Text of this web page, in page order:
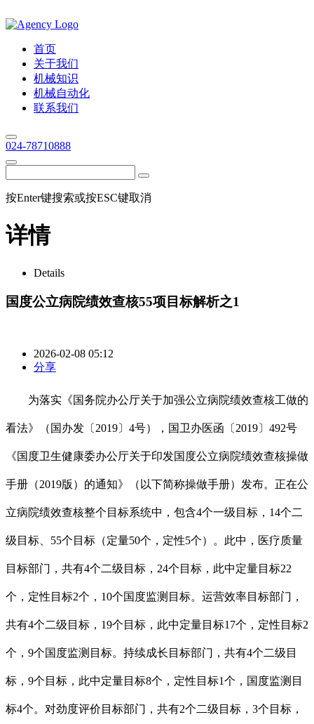
首页
关于我们
机械知识
机械自动化
联系我们
024-78710888
按Enter键搜索或按ESC键取消
详情
Details
国度公立病院绩效查核55项目标解析之1
2026-02-08 05:12
分享
为落实《国务院办公厅关于加强公立病院绩效查核工做的
看法》（国办发〔2019〕4号），国卫办医函〔2019〕492号
《国度卫生健康委办公厅关于印发国度公立病院绩效查核操做
手册（2019版）的通知》（以下简称操做手册）发布。正在公
立病院绩效查核整个目标系统中，包含4个一级目标，14个二
级目标、55个目标（定量50个，定性5个）。此中，医疗质量
目标部门，共有4个二级目标，24个目标，此中定量目标22
个，定性目标2个，10个国度监测目标。运营效率目标部门，
共有4个二级目标，19个目标，此中定量目标17个，定性目标2
个，9个国度监测目标。持续成长目标部门，共有4个二级目
标，9个目标，此中定量目标8个，定性目标1个，国度监测目
标4个。对劲度评价目标部门，共有2个二级目标，3个目标，